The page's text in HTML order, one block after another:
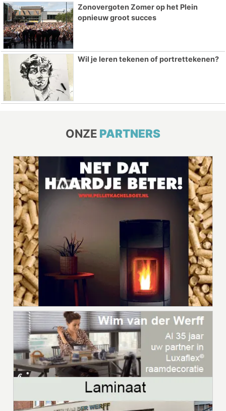
Zonovergoten Zomer op het Plein
opnieuw groot succes
Wil je leren tekenen of portrettekenen?
ONZE PARTNERS